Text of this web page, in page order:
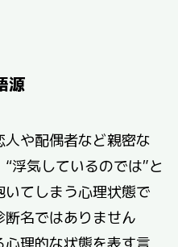
源
人や配偶者など親密な
浮気しているのでは”と
てしまう心理状態で
名ではありません
理的な状態を表す言